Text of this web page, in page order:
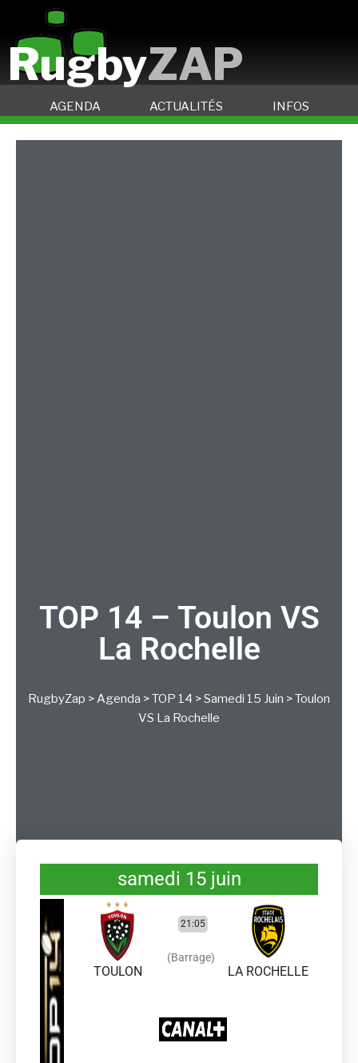
RugbyZAP
AGENDA ACTUALITÉS INFOS
TOP 14 – Toulon VS
La Rochelle
RugbyZap >Agenda >TOP 14 >Samedi 15 Juin >Toulon
VS La Rochelle
samedi 15 juin
TOULON
21:05
(Barrage)
LA ROCHELLE